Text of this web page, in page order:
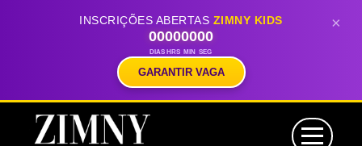
INSCRIÇÕES ABERTAS ZIMNY KIDS
00
DIAS
00
HRS
00
MIN
00
SEG
GARANTIR VAGA
×